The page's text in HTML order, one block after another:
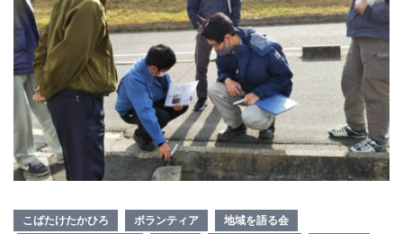
こばたけたかひろ ボランティア
地域を語る会